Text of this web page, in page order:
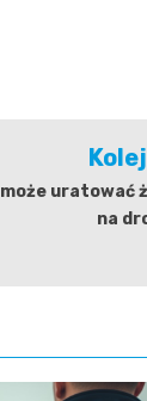
uratować
na